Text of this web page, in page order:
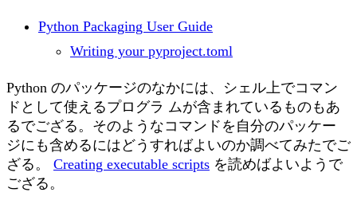
Python Packaging User Guide
Writing your pyproject.toml
Python のパッケージのなかには、シェル上でコマン
ドとして使えるプログラ ムが含まれているものもあ
るでござる。そのようなコマンドを自分のパッケー
ジにも含めるにはどうすればよいのか調べてみたでご
ざる。 Creating executable scripts を読めばよいようで
ござる。